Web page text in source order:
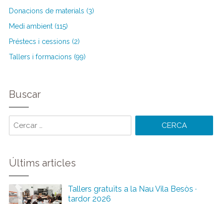
Donacions de materials (3)
Medi ambient (115)
Préstecs i cessions (2)
Tallers i formacions (99)
Buscar
Cercar
Últims articles
Tallers gratuïts a la Nau Vila Besòs ·
tardor 2026